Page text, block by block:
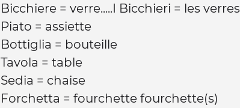
Bicchiere = verre.....I Bicchieri = les verres
Piato = assiette
Bottiglia = bouteille
Tavola = table
Sedia = chaise
Forchetta = fourchette fourchette(s)